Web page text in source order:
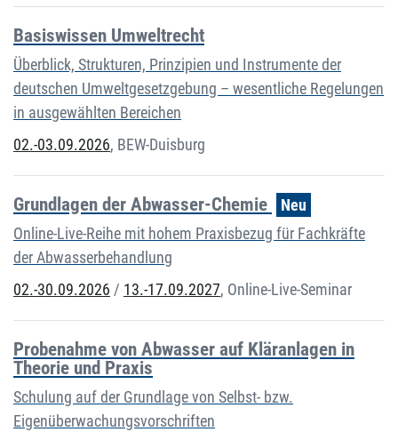
Basiswissen Umweltrecht
Überblick, Strukturen, Prinzipien und Instrumente der
deutschen Umweltgesetzgebung – wesentliche Regelungen
in ausgewählten Bereichen
02.-03.09.2026, BEW-Duisburg
Grundlagen der Abwasser-Chemie
Neu
Online-Live-Reihe mit hohem Praxisbezug für Fachkräfte
der Abwasserbehandlung
02.-30.09.2026 / 13.-17.09.2027, Online-Live-Seminar
Probenahme von Abwasser auf Kläranlagen in
Theorie und Praxis
Schulung auf der Grundlage von Selbst- bzw.
Eigenüberwachungsvorschriften